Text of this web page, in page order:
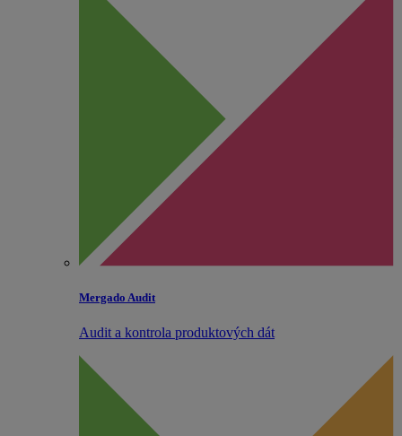
Mergado Audit
Audit a kontrola produktových dát